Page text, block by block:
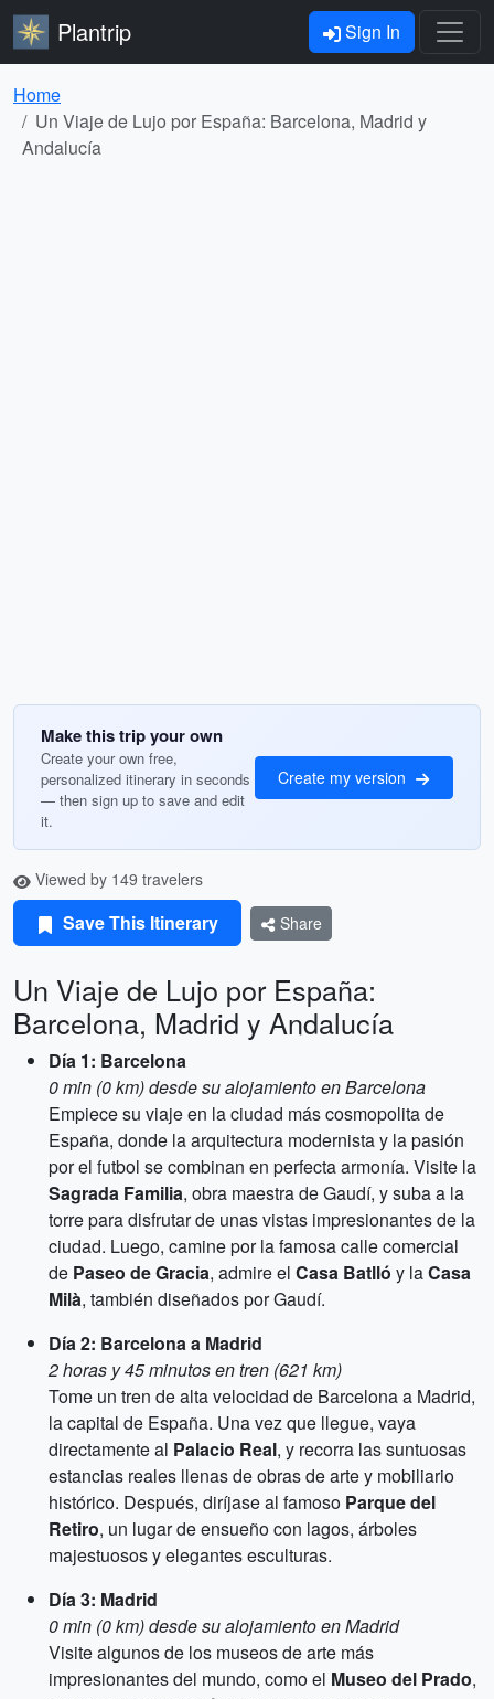
Plantrip Sign In
Home
Un Viaje de Lujo por España: Barcelona, Madrid y
Andalucía
Make this trip your own
Create your own free,
personalized itinerary in seconds
— then sign up to save and edit
it.
Create my version
Viewed by 149 travelers
Save This Itinerary Share
Un Viaje de Lujo por España:
Barcelona, Madrid y Andalucía
Día 1: Barcelona
0 min (0 km) desde su alojamiento en Barcelona
Empiece su viaje en la ciudad más cosmopolita de
España, donde la arquitectura modernista y la pasión
por el futbol se combinan en perfecta armonía. Visite la
Sagrada Familia, obra maestra de Gaudí, y suba a la
torre para disfrutar de unas vistas impresionantes de la
ciudad. Luego, camine por la famosa calle comercial
de Paseo de Gracia, admire el Casa Batlló y laCasa
Milà, también diseñados por Gaudí.
Día 2: Barcelona a Madrid
2 horas y 45 minutos en tren (621 km)
Tome un tren de alta velocidad de Barcelona a Madrid,
la capital de España. Una vez que llegue, vaya
directamente al Palacio Real, y recorra las suntuosas
estancias reales llenas de obras de arte y mobiliario
histórico. Después, diríjase al famoso Parque del
Retiro, un lugar de ensueño con lagos, árboles
majestuosos y elegantes esculturas.
Día 3: Madrid
0 min (0 km) desde su alojamiento en Madrid
Visite algunos de los museos de arte más
impresionantes del mundo, como el Museo del Prado,